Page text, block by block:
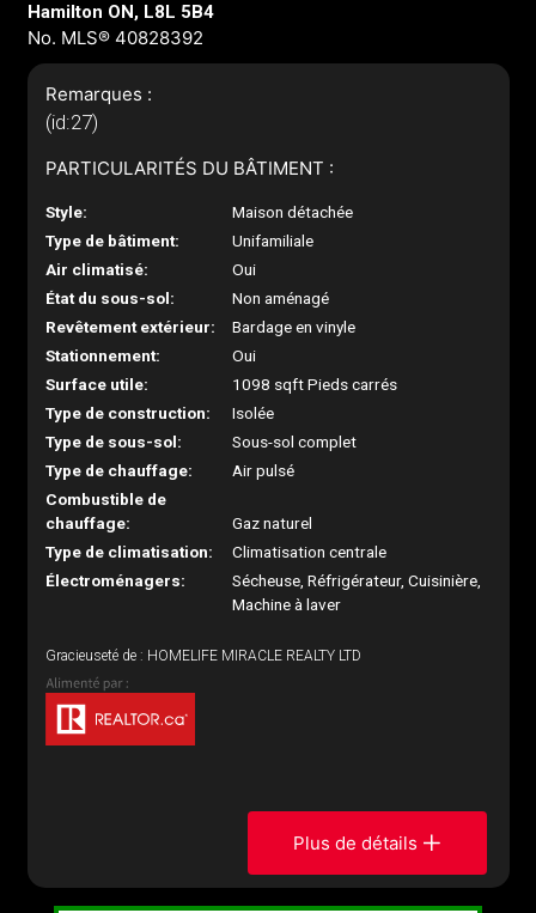
Hamilton ON, L8L 5B4
No. MLS® 40828392
Remarques :
(id:27)
PARTICULARITÉS DU BÂTIMENT :
Style:
Maison détachée
Type de bâtiment:
Unifamiliale
Air climatisé:
Oui
État du sous-sol:
Non aménagé
Revêtement extérieur:
Bardage en vinyle
Stationnement:
Oui
Surface utile:
1098 sqft Pieds carrés
Type de construction:
Isolée
Type de sous-sol:
Sous-sol complet
Type de chauffage:
Air pulsé
Combustible de
chauffage:
Gaz naturel
Type de climatisation:
Climatisation centrale
Électroménagers:
Sécheuse, Réfrigérateur, Cuisinière,
Machine à laver
Gracieuseté de : HOMELIFE MIRACLE REALTY LTD
Plus de détails